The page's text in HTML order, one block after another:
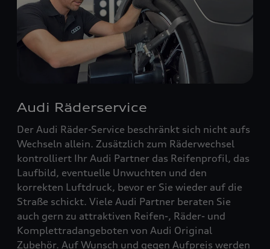
Audi Räderservice
Der Audi Räder-Service beschränkt sich nicht aufs
Wechseln allein. Zusätzlich zum Räderwechsel
kontrolliert Ihr Audi Partner das Reifenprofil, das
Laufbild, eventuelle Unwuchten und den
korrekten Luftdruck, bevor er Sie wieder auf die
Straße schickt. Viele Audi Partner beraten Sie
auch gern zu attraktiven Reifen-, Räder- und
Komplettradangeboten von Audi Original
Zubehör. Auf Wunsch und gegen Aufpreis werden